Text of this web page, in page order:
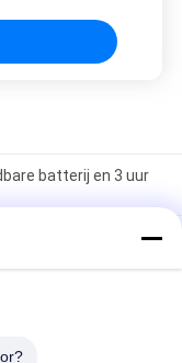
batterij en 3 uur
3 uur noodtijd en
van de